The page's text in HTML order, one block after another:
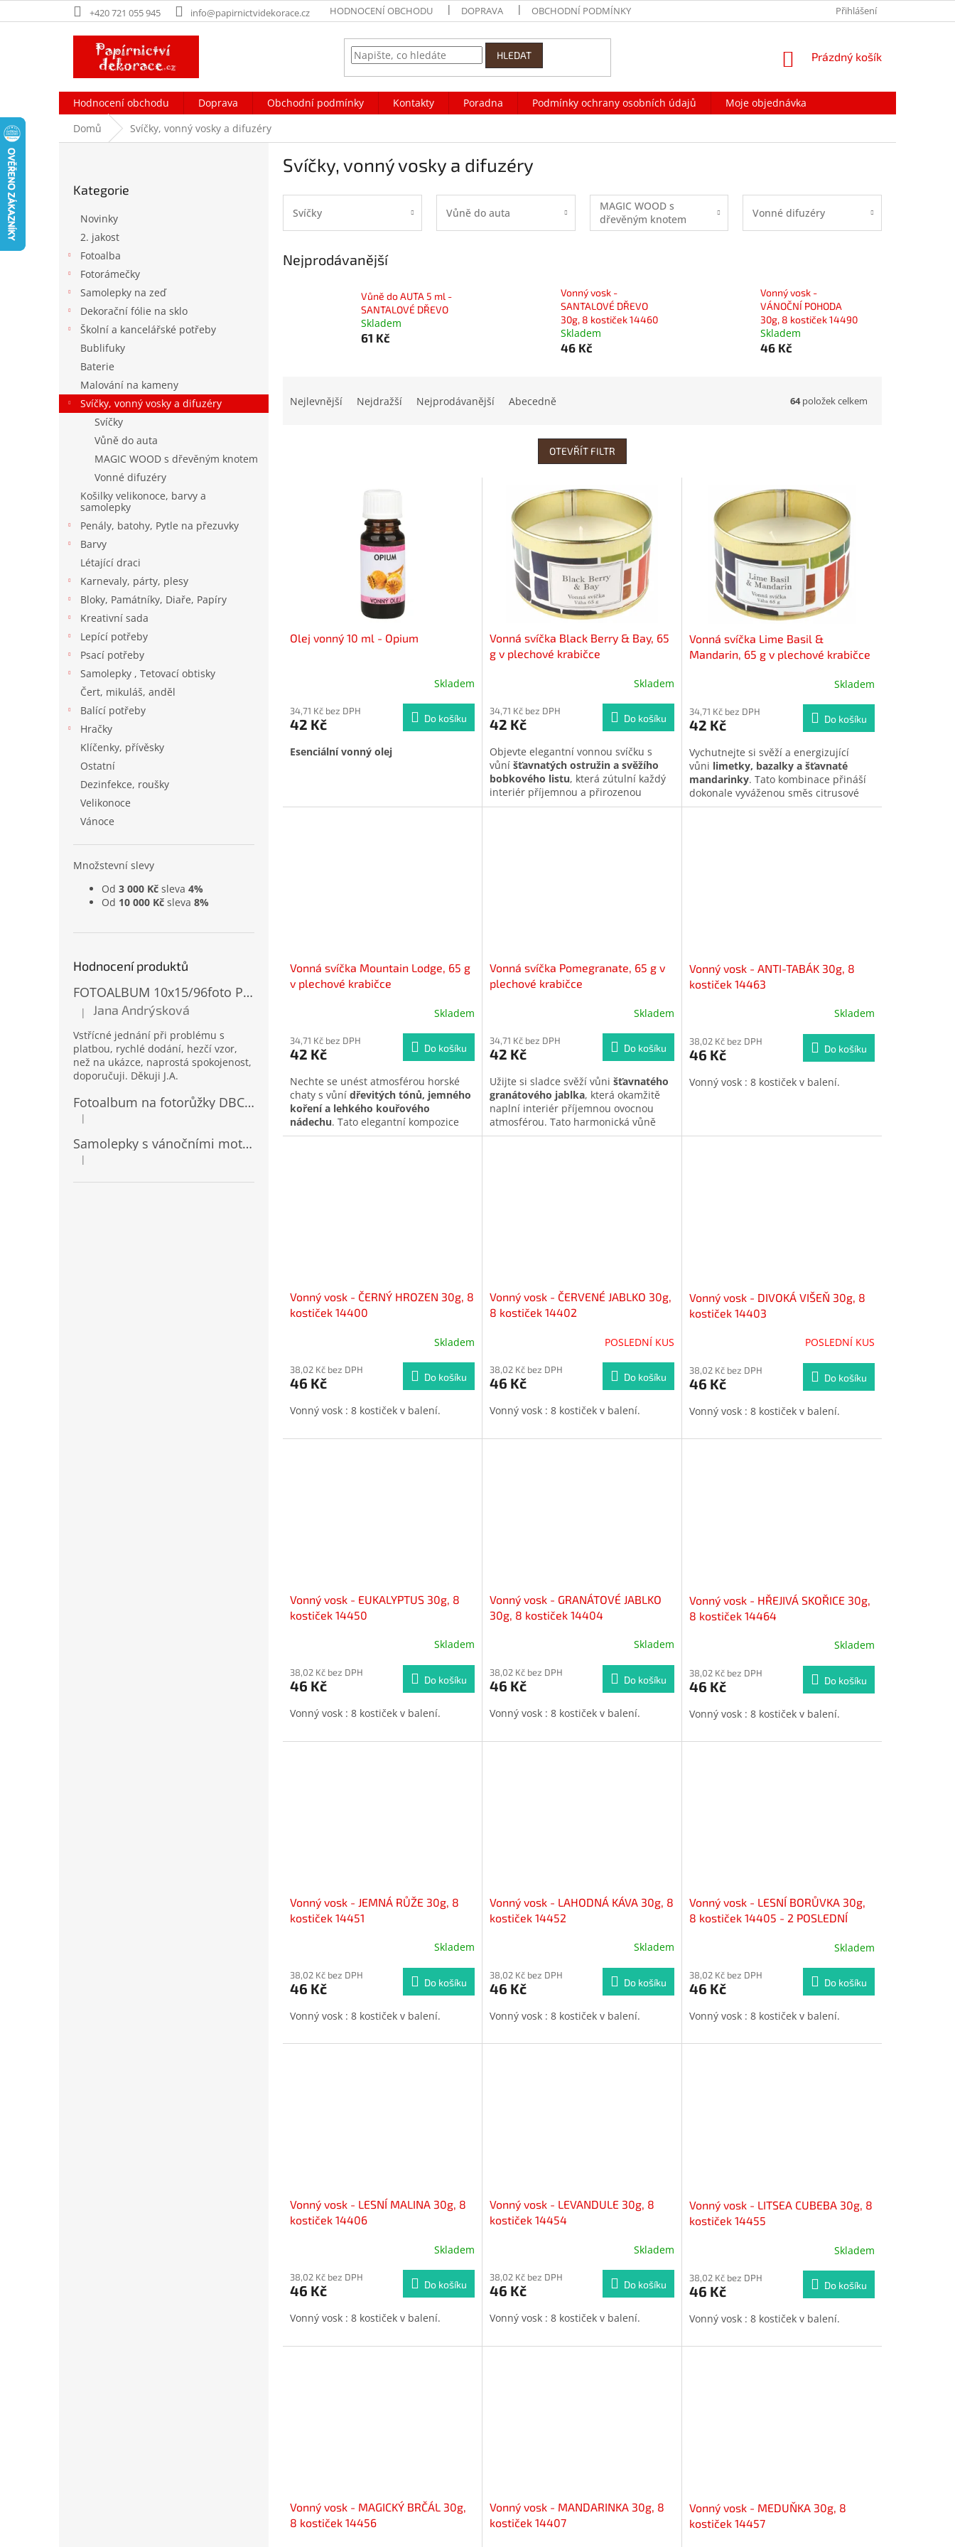
na
+420 721 055 945 info@papirnictvidekorace.cz HODNOCENÍ OBCHODU DOPRAVA OBCHODNÍ PODMÍNKY NAPIŠTE NÁM
Přihlášení
HLEDAT
NÁKUPNÍ
Prázdný košík
Hodnocení obchodu Doprava Obchodní podmínky Kontakty Poradna Podmínky ochrany osobních údajů
Moje objednávka
Domů
Svíčky, vonný vosky a difuzéry
kategorie
Kategorie
Novinky
2. jakost
Fotoalba
Fotorámečky
Samolepky na zeď
Dekorační fólie na sklo
Školní a kancelářské potřeby
Bublifuky
Baterie
Malování na kameny
Svíčky, vonný vosky a difuzéry
Svíčky
Vůně do auta
MAGIC WOOD s dřevěným knotem
Vonné difuzéry
Košilky velikonoce, barvy a
samolepky
Penály, batohy, Pytle na přezuvky
Barvy
Létající draci
Karnevaly, párty, plesy
Bloky, Památníky, Diaře, Papíry
Kreativní sada
Lepící potřeby
Psací potřeby
Samolepky , Tetovací obtisky
Čert, mikuláš, anděl
Balící potřeby
Hračky
Klíčenky, přívěsky
Ostatní
Dezinfekce, roušky
Velikonoce
Vánoce
Množstevní slevy
Od 3 000 Kč sleva 4%
Od 10 000 Kč sleva 8%
Hodnocení produktů
FOTOALBUM 10x15/96foto PP-4696 MIX
Hodnocení produktu je 5 z 5 hvězdiček.
| Jana Andrýsková
Vstřícné jednání při problému s
platbou, rychlé dodání, hezčí vzor,
než na ukázce, naprostá spokojenost,
doporučuji. Děkuji J.A.
Fotoalbum na fotorůžky DBCL-30 Homage 2
Hodnocení produktu je 5 z 5 hvězdiček.
|
Samolepky s vánočními motivy 8 x 14,5 cm 10724
Hodnocení produktu je 4 z 5 hvězdiček.
|
Svíčky, vonný vosky a difuzéry
Svíčky Vůně do auta
MAGIC WOOD s
dřevěným knotem
Vonné difuzéry
Nejprodávanější
Vůně do AUTA 5 ml -
SANTALOVÉ DŘEVO
Skladem
61 Kč
Vonný vosk -
SANTALOVÉ DŘEVO
30g, 8 kostiček 14460
Skladem
46 Kč
Vonný vosk -
VÁNOČNÍ POHODA
30g, 8 kostiček 14490
Skladem
46 Kč
Nejlevnější Nejdražší Nejprodávanější Abecedně 64položek celkem
OTEVŘÍT FILTR
Olej vonný 10 ml - Opium
Skladem
34,71 Kč bez DPH
42 Kč Do košíku
Esenciální vonný olej
Vonná svíčka Black Berry & Bay, 65
g v plechové krabičce
Skladem
34,71 Kč bez DPH
42 Kč Do košíku
Objevte elegantní vonnou svíčku s
vůní šťavnatých ostružin a svěžího
bobkového listu, která zútulní každý
interiér příjemnou a přirozenou
aromou. Jemně sladké tóny lesního
Vonná svíčka Lime Basil &
Mandarin, 65 g v plechové krabičce
Skladem
34,71 Kč bez DPH
42 Kč Do košíku
Vychutnejte si svěží a energizující
vůni limetky, bazalky a šťavnaté
mandarinky. Tato kombinace přináší
dokonale vyváženou směs citrusové
svěžesti, lehké pikantnosti a jemné
Vonná svíčka Mountain Lodge, 65 g
v plechové krabičce
Skladem
34,71 Kč bez DPH
42 Kč Do košíku
Nechte se unést atmosférou horské
chaty s vůní dřevitých tónů, jemného
koření a lehkého kouřového
nádechu. Tato elegantní kompozice
vytváří hřejivou, klidnou a útulnou
Vonná svíčka Pomegranate, 65 g v
plechové krabičce
Skladem
34,71 Kč bez DPH
42 Kč Do košíku
Užijte si sladce svěží vůni šťavnatého
granátového jablka, která okamžitě
naplní interiér příjemnou ovocnou
atmosférou. Tato harmonická vůně
spojuje jemnou sladkost s lehce
Vonný vosk - ANTI-TABÁK 30g, 8
kostiček 14463
produktu
je
z
Skladem
38,02 Kč bez DPH
46 Kč Do košíku
Vonný vosk : 8 kostiček v balení.
Vonný vosk - ČERNÝ HROZEN 30g, 8
kostiček 14400
Skladem
38,02 Kč bez DPH
46 Kč Do košíku
Vonný vosk : 8 kostiček v balení.
Vonný vosk - ČERVENÉ JABLKO 30g,
8 kostiček 14402
POSLEDNÍ KUS
38,02 Kč bez DPH
46 Kč Do košíku
Vonný vosk : 8 kostiček v balení.
Vonný vosk - DIVOKÁ VIŠEŇ 30g, 8
kostiček 14403
POSLEDNÍ KUS
38,02 Kč bez DPH
46 Kč Do košíku
Vonný vosk : 8 kostiček v balení.
Vonný vosk - EUKALYPTUS 30g, 8
kostiček 14450
Skladem
38,02 Kč bez DPH
46 Kč Do košíku
Vonný vosk : 8 kostiček v balení.
Vonný vosk - GRANÁTOVÉ JABLKO
30g, 8 kostiček 14404
Skladem
38,02 Kč bez DPH
46 Kč Do košíku
Vonný vosk : 8 kostiček v balení.
Vonný vosk - HŘEJIVÁ SKOŘICE 30g,
8 kostiček 14464
Skladem
38,02 Kč bez DPH
46 Kč Do košíku
Vonný vosk : 8 kostiček v balení.
Vonný vosk - JEMNÁ RŮŽE 30g, 8
kostiček 14451
Skladem
38,02 Kč bez DPH
46 Kč Do košíku
Vonný vosk : 8 kostiček v balení.
Vonný vosk - LAHODNÁ KÁVA 30g, 8
kostiček 14452
produktu
je
z
hvězdiček.
Skladem
38,02 Kč bez DPH
46 Kč Do košíku
Vonný vosk : 8 kostiček v balení.
Vonný vosk - LESNÍ BORŮVKA 30g,
8 kostiček 14405 - 2 POSLEDNÍ
Skladem
38,02 Kč bez DPH
46 Kč Do košíku
Vonný vosk : 8 kostiček v balení.
Vonný vosk - LESNÍ MALINA 30g, 8
kostiček 14406
Skladem
38,02 Kč bez DPH
46 Kč Do košíku
Vonný vosk : 8 kostiček v balení.
Vonný vosk - LEVANDULE 30g, 8
kostiček 14454
produktu
je
z
hvězdiček.
Skladem
38,02 Kč bez DPH
46 Kč Do košíku
Vonný vosk : 8 kostiček v balení.
Vonný vosk - LITSEA CUBEBA 30g, 8
kostiček 14455
Skladem
38,02 Kč bez DPH
46 Kč Do košíku
Vonný vosk : 8 kostiček v balení.
Vonný vosk - MAGICKÝ BRČÁL 30g,
8 kostiček 14456
Vonný vosk - MANDARINKA 30g, 8
kostiček 14407
Vonný vosk - MEDUŇKA 30g, 8
kostiček 14457